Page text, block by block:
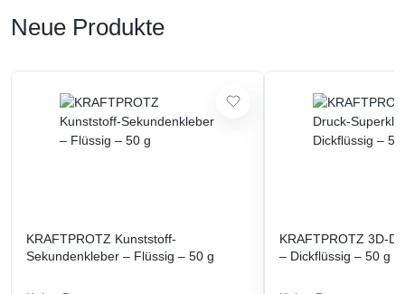
Neue Produkte
KRAFTPROTZ Kunststoff-
Sekundenkleber – Flüssig – 50 g
KRAFTPROTZ 3D-
– Dickflüssig – 50 g